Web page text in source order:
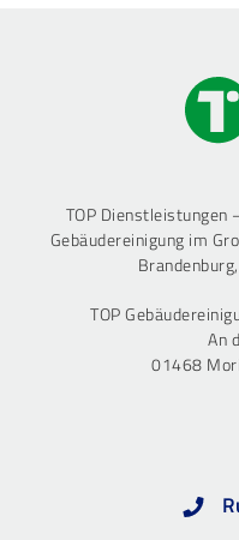
TOP
Gebäudereinigung im
TOP
An
01468